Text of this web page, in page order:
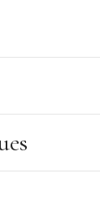
pour d'autres